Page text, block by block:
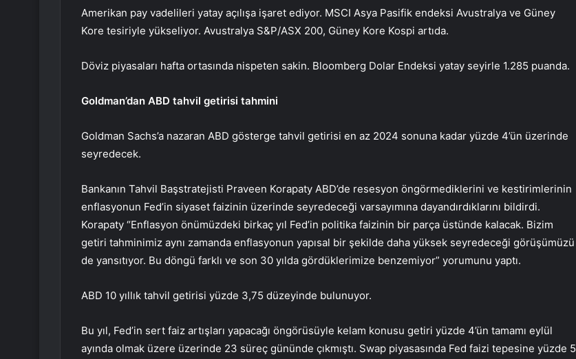
Amerikan pay vadelileri yatay açılışa işaret ediyor. MSCI Asya Pasifik endeksi Avustralya ve Güney
Kore tesiriyle yükseliyor. Avustralya S&P/ASX 200, Güney Kore Kospi artıda.
Döviz piyasaları hafta ortasında nispeten sakin. Bloomberg Dolar Endeksi yatay seyirle 1.285 puanda.
Goldman’dan ABD tahvil getirisi tahmini
Goldman Sachs’a nazaran ABD gösterge tahvil getirisi en az 2024 sonuna kadar yüzde 4’ün üzerinde
seyredecek.
Bankanın Tahvil Başstratejisti Praveen Korapaty ABD’de resesyon öngörmediklerini ve kestirimlerinin
enflasyonun Fed’in siyaset faizinin üzerinde seyredeceği varsayımına dayandırdıklarını bildirdi.
Korapaty “Enflasyon önümüzdeki birkaç yıl Fed’in politika faizinin bir parça üstünde kalacak. Bizim
getiri tahminimiz aynı zamanda enflasyonun yapısal bir şekilde daha yüksek seyredeceği görüşümüzü
de yansıtıyor. Bu döngü farklı ve son 30 yılda gördüklerimize benzemiyor” yorumunu yaptı.
ABD 10 yıllık tahvil getirisi yüzde 3,75 düzeyinde bulunuyor.
Bu yıl, Fed’in sert faiz artışları yapacağı öngörüsüyle kelam konusu getiri yüzde 4’ün tamamı eylül
ayında olmak üzere üzerinde 23 süreç gününde çıkmıştı. Swap piyasasında Fed faizi tepesine yüzde 5